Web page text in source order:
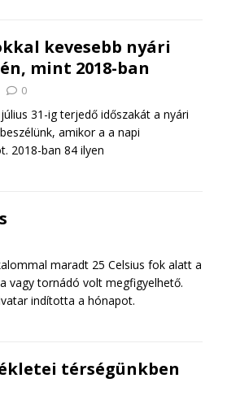
kevesebb nyári
mint 2018-ban
0
31-ig terjedő időszakát a nyári
amikor a a napi
2018-ban 84 ilyen
maradt 25 Celsius fok alatt a
vagy tornádó volt megfigyelhető.
indította a hónapot.
térségünkben